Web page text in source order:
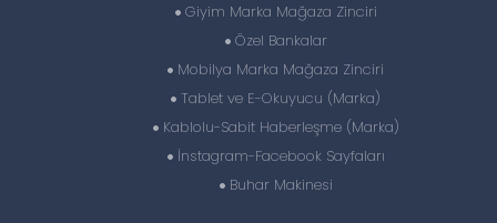
Giyim Marka Mağaza Zinciri
Özel Bankalar
Mobilya Marka Mağaza Zinciri
Tablet ve E-Okuyucu (Marka)
Kablolu-Sabit Haberleşme (Marka)
İnstagram-Facebook Sayfaları
Buhar Makinesi